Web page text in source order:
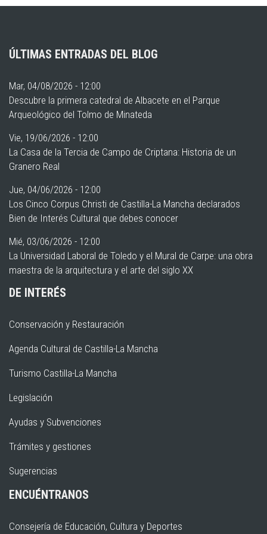
ÚLTIMAS ENTRADAS DEL BLOG
Mar, 04/08/2026 - 12:00
Descubre la primera catedral de Albacete en el Parque
Arqueológico del Tolmo de Minateda
Vie, 19/06/2026 - 12:00
La Casa de la Tercia de Campo de Criptana: Historia de un
Granero Real
Jue, 04/06/2026 - 12:00
Los Cinco Corpus Christi de Castilla-La Mancha declarados
Bien de Interés Cultural que debes conocer
Mié, 03/06/2026 - 12:00
La Universidad Laboral de Toledo y el Mural de Carpe: una obra
maestra de la arquitectura y el arte del siglo XX
DE INTERÉS
Conservación y Restauración
Agenda Cultural de Castilla-La Mancha
Turismo Castilla-La Mancha
Legislación
Ayudas y Subvenciones
Trámites y gestiones
Sugerencias
ENCUÉNTRANOS
Consejería de Educación, Cultura y Deportes